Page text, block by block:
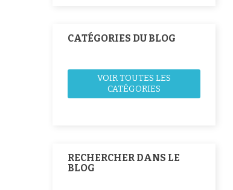
CATÉGORIES DU BLOG
VOIR TOUTES LES
CATÉGORIES
RECHERCHER DANS LE
BLOG